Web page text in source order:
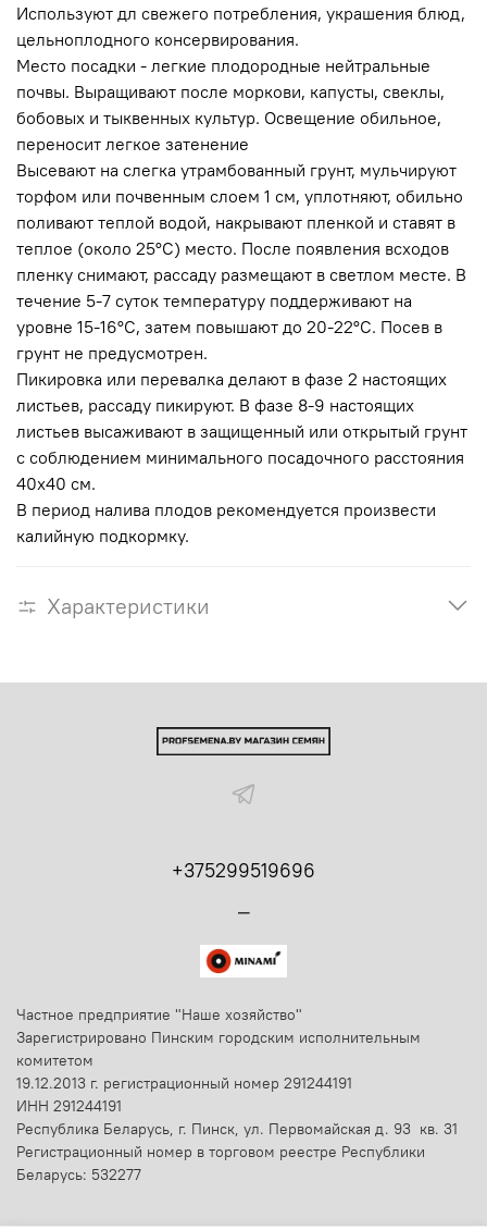
Используют дл свежего потребления, украшения блюд,
цельноплодного консервирования.
Место посадки - легкие плодородные нейтральные
почвы. Выращивают после моркови, капусты, свеклы,
бобовых и тыквенных культур. Освещение обильное,
переносит легкое затенение
Высевают на слегка утрамбованный грунт, мульчируют
торфом или почвенным слоем 1 см, уплотняют, обильно
поливают теплой водой, накрывают пленкой и ставят в
теплое (около 25°С) место. После появления всходов
пленку снимают, рассаду размещают в светлом месте. В
течение 5-7 суток температуру поддерживают на
уровне 15-16°С, затем повышают до 20-22°С. Посев в
грунт не предусмотрен.
Пикировка или перевалка делают в фазе 2 настоящих
листьев, рассаду пикируют. В фазе 8-9 настоящих
листьев высаживают в защищенный или открытый грунт
с соблюдением минимального посадочного расстояния
40х40 см.
В период налива плодов рекомендуется произвести
калийную подкормку.
Характеристики
+375299519696
Частное предприятие "Наше хозяйство"
Зарегистрировано Пинским городским исполнительным
комитетом
19.12.2013 г. регистрационный номер 291244191
ИНН 291244191
Республика Беларусь, г. Пинск, ул. Первомайская д. 93 кв. 31
Регистрационный номер в торговом реестре Республики
Беларусь: 532277